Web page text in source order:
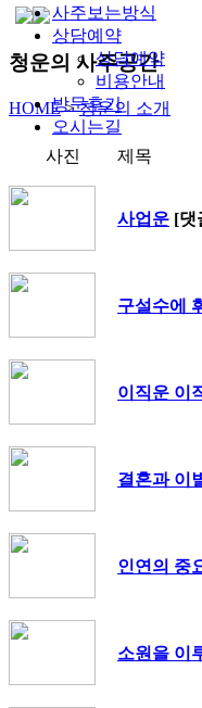
사주보는방식
상담예약
상담예약
비용안내
방문후기
오시는길
청운의 사주공간
HOME>청운의 소개
사진 제목
사업운 [댓
구설수에
이직운 이
결혼과 이
인연의 중
소원을 이